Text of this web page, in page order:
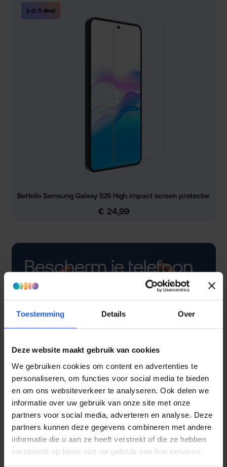
Toestemming Details Over
Deze website maakt gebruik van cookies
We gebruiken cookies om content en advertenties te
personaliseren, om functies voor social media te bieden
en om ons websiteverkeer te analyseren. Ook delen we
informatie over uw gebruik van onze site met onze
partners voor social media, adverteren en analyse. Deze
partners kunnen deze gegevens combineren met andere
informatie die u aan ze heeft verstrekt of die ze hebben
verzameld op basis van uw gebruik van hun services.
1-2-3 deal
BeHello Samsung Galaxy S26 High impact screen protector
Normale prijs:
€ 24,99
Bescherm je telefoon
met een hoesje